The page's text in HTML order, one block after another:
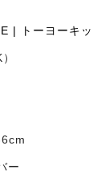
| トーヨーキ
ー